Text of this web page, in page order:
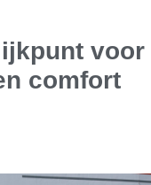
voor
comfort